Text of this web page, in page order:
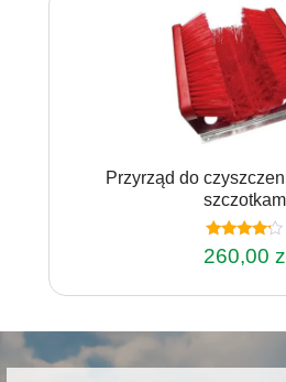
Przyrząd do
Oceniono
4.00
260,00